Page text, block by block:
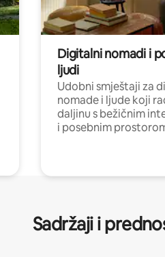
Digitalni nomadi i
ljudi
Udobni smještaji za
nomade i ljude koji
daljinu s bežičnim
i posebnim
Sadržaji i